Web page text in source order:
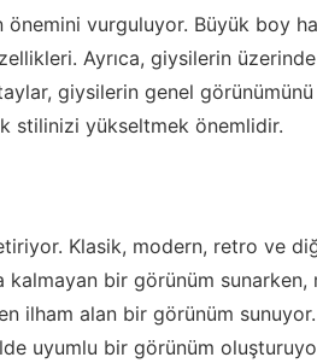
önemini vurguluyor. Büyük boy
Ayrıca, giysilerin
giysilerin genel
stilinizi yükseltmek önemlidir.
Klasik, modern, retro ve
kalmayan bir görünüm
ilham alan bir görünüm
uyumlu bir görünüm